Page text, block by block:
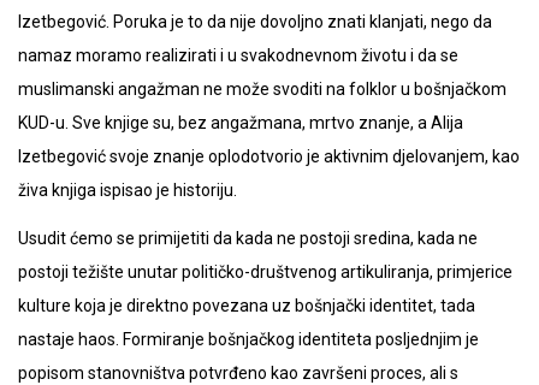
Izetbegović. Poruka je to da nije dovoljno znati klanjati, nego da
namaz moramo realizirati i u svakodnevnom životu i da se
muslimanski angažman ne može svoditi na folklor u bošnjačkom
KUD-u. Sve knjige su, bez angažmana, mrtvo znanje, a Alija
Izetbegović svoje znanje oplodotvorio je aktivnim djelovanjem, kao
živa knjiga ispisao je historiju.
Usudit ćemo se primijetiti da kada ne postoji sredina, kada ne
postoji težište unutar političko-društvenog artikuliranja, primjerice
kulture koja je direktno povezana uz bošnjački identitet, tada
nastaje haos. Formiranje bošnjačkog identiteta posljednjim je
popisom stanovništva potvrđeno kao završeni proces, ali s